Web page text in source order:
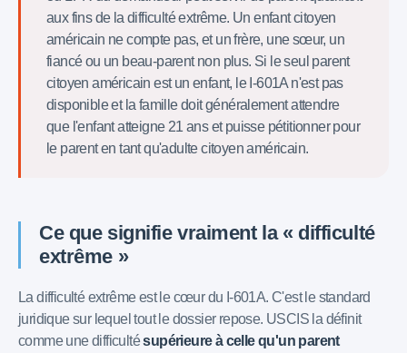
aux fins de la difficulté extrême. Un enfant citoyen
américain ne compte pas, et un frère, une sœur, un
fiancé ou un beau-parent non plus. Si le seul parent
citoyen américain est un enfant, le I-601A n'est pas
disponible et la famille doit généralement attendre
que l'enfant atteigne 21 ans et puisse pétitionner pour
le parent en tant qu'adulte citoyen américain.
Ce que signifie vraiment la « difficulté
extrême »
La difficulté extrême est le cœur du I-601A. C'est le standard
juridique sur lequel tout le dossier repose. USCIS la définit
comme une difficultésupérieure à celle qu'un parent